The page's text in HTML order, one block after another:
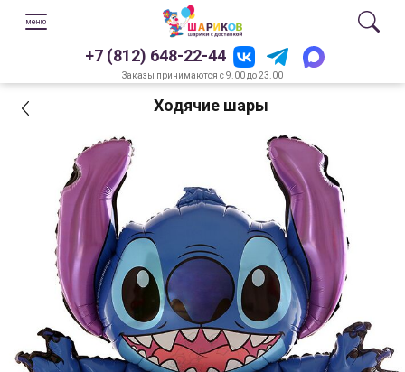
+7 (812) 648-22-44
Заказы принимаются с 9.00 до 23.00
Ходячие шары